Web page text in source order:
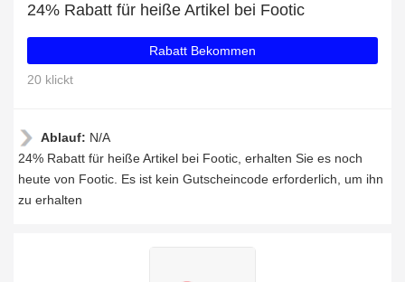
24% Rabatt für heiße Artikel bei Footic
Rabatt Bekommen
20 klickt
Ablauf: N/A
24% Rabatt für heiße Artikel bei Footic, erhalten Sie es noch
heute von Footic. Es ist kein Gutscheincode erforderlich, um ihn
zu erhalten